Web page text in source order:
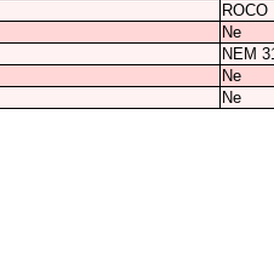
ROCO
Ne
NEM
Ne
Ne